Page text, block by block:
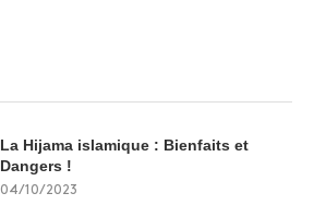
La Hijama islamique : Bienfaits et
Dangers !
04/10/2023